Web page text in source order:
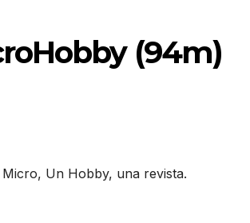
(94m)
Un Hobby, una revista.